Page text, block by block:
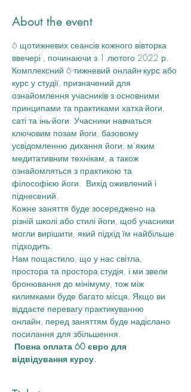
About the event
6 щотижневих сеансів кожного вівторка
ввечері , починаючи з 1 лютого 2022 р.
Комплексний 6-тижневий онлайн-курс або
курс у студії, призначений для
ознайомлення учасників з основними
принципами та практиками хатха-йоги,
саті та інь-йоги. Учасники навчаться
ключовим позам йоги, базовому
усвідомленню дихання йоги, м’яким
медитативним технікам, а також
ознайомляться з практикою та
філософією йоги.  Вихід оживлений і
піднесений.
Кожне заняття буде зосереджено на
різній школі або стилі йоги, щоб учасники
могли вирішити, який підхід їм найбільше
підходить.
Нам пощастило, що у нас світла,
простора та простора студія, і ми звели
бронювання до мінімуму, тож між
килимками буде багато місця. Якщо ви
віддаєте перевагу практикуванню
онлайн, перед заняттям буде надіслано
посилання для збільшення.
Повна оплата 60 євро для
відвідування курсу.